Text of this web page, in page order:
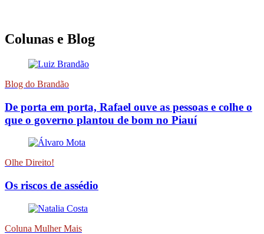
Colunas e Blog
Blog do Brandão
De porta em porta, Rafael ouve as pessoas e colhe o
que o governo plantou de bom no Piauí
Olhe Direito!
Os riscos de assédio
Coluna Mulher Mais